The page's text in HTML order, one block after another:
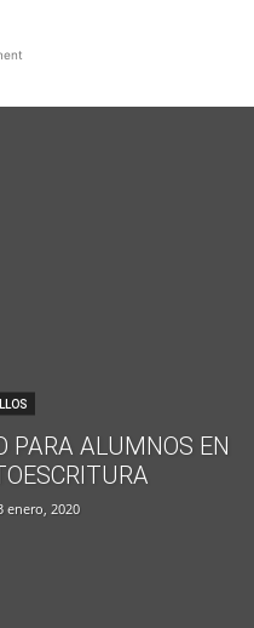
PARA ALUMNOS EN
enero, 2020